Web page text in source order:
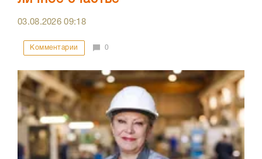
03.08.202609:18
Комментарии 0